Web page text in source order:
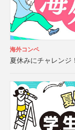
海外コンペ
夏休みにチャレンジ